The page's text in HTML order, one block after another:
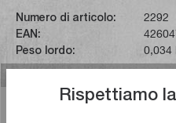
Numero di articolo:
2292
EAN:
Peso lordo:
0,034
Descrizione
Rispettiamo